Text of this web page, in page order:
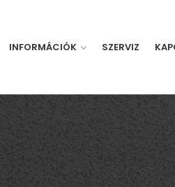
INFORMÁCIÓK SZERVIZ